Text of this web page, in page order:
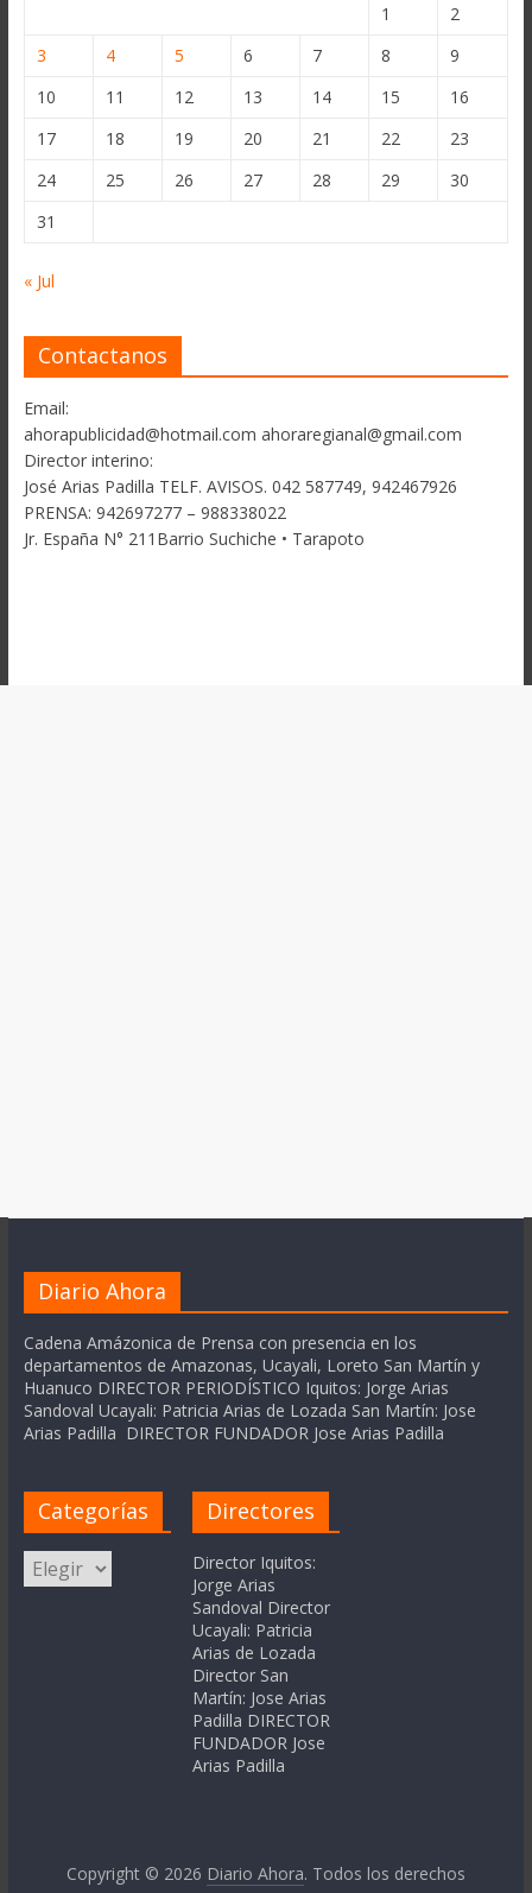
1
2
3
4 5 6 7 8
9
10
11 12 13 14 15
16
17
18 19 20 21 22
23
24
25 26 27 28 29
30
31
« Jul
Contactanos
Email:
ahorapublicidad@hotmail.com ahoraregianal@gmail.com
Director interino:
José Arias Padilla TELF. AVISOS. 042 587749, 942467926
PRENSA: 942697277 – 988338022
Jr. España N° 211Barrio Suchiche • Tarapoto
Diario Ahora
Cadena Amázonica de Prensa con presencia en los
departamentos de Amazonas, Ucayali, Loreto San Martín y
Huanuco DIRECTOR PERIODÍSTICO Iquitos: Jorge Arias
Sandoval Ucayali: Patricia Arias de Lozada San Martín: Jose
Arias Padilla DIRECTOR FUNDADOR Jose Arias Padilla
Categorías
Categorías
Directores
Director Iquitos:
Jorge Arias
Sandoval Director
Ucayali: Patricia
Arias de Lozada
Director San
Martín: Jose Arias
Padilla DIRECTOR
FUNDADOR Jose
Arias Padilla
Copyright © 2026 Diario Ahora. Todos los derechos